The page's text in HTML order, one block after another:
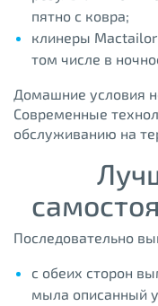
пятно с ковра;
клинеры
том числе в
Домашние условия
Современные
обслуживанию на
Последовательно
с обеих сторон
мыла описанный